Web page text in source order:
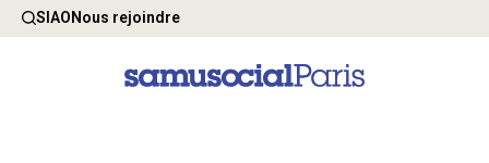
SIAONous rejoindre